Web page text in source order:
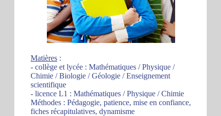
Matières :
- collège et lycée : Mathématiques / Physique /
Chimie / Biologie / Géologie / Enseignement
scientifique
- licence L1 : Mathématiques / Physique / Chimie
Méthodes : Pédagogie, patience, mise en confiance,
fiches récapitulatives, dynamisme